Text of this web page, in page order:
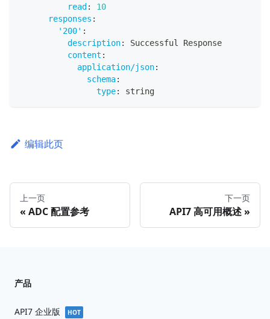
read :
10
responses :
'200' :
description:
Successful Response
content :
application/json:
schema:
type: string
编辑此页
上一页
ADC 配置参考
下一页
API7 高可用概述
产品
API7 企业版 HOT